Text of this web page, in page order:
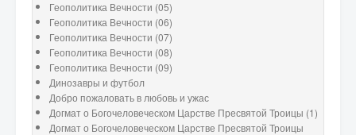
Геополитика Вечности (05)
Геополитика Вечности (06)
Геополитика Вечности (07)
Геополитика Вечности (08)
Геополитика Вечности (09)
Динозавры и футбол
Добро пожаловать в любовь и ужас
Догмат о Богочеловеческом Царстве Пресвятой Троицы (1)
Догмат о Богочеловеческом Царстве Пресвятой Троицы